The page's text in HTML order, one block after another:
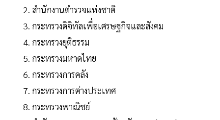
สำนักงานตำรวจแห่งชาติ
กระทรวงดิจิทัลเพื่อเศรษฐกิจและสังคม
กระทรวงยุติธรรม
กระทรวงมหาดไทย
กระทรวงการคลัง
กระทรวงการต่างประเทศ
กระทรวงพาณิชย์